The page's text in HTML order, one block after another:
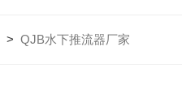
> QJB水下推流器厂家